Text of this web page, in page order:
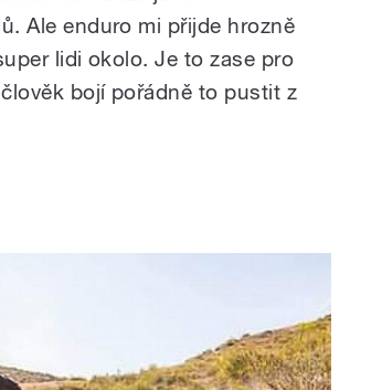
Ale enduro mi přijde hrozně
lidi okolo. Je to zase pro
bojí pořádně to pustit z